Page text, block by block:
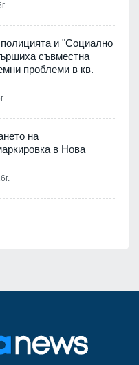
и "Социално
съвместна
проблеми в кв.
на
в Нова